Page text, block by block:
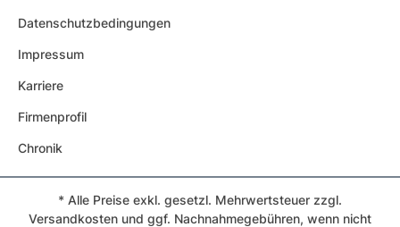
Datenschutzbedingungen
Impressum
Karriere
Firmenprofil
Chronik
* Alle Preise exkl. gesetzl. Mehrwertsteuer zzgl.
Versandkosten und ggf. Nachnahmegebühren, wenn nicht